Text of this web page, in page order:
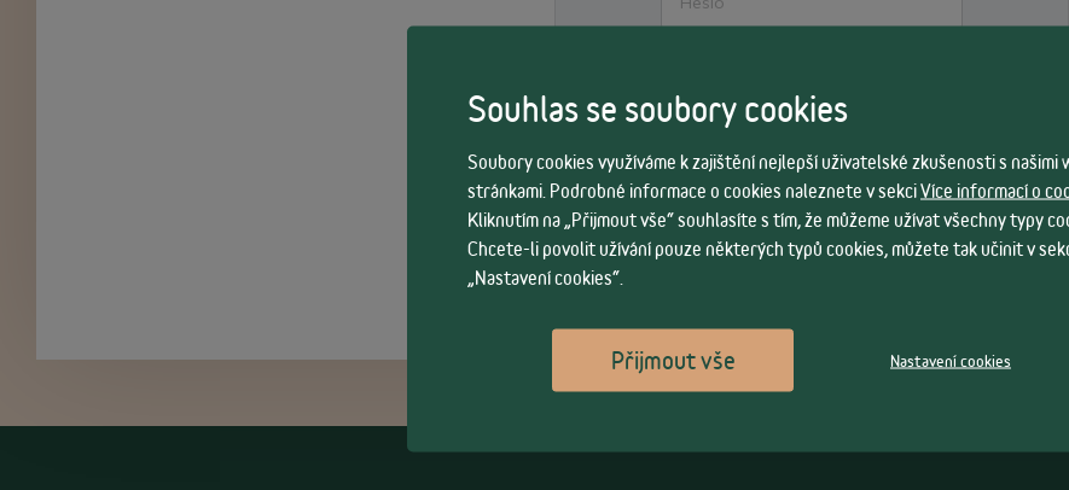
CHCI SE ZAREGISTROVAT
Souhlas se soubory cookies
Soubory cookies využíváme k zajištění nejlepší uživatelské zkušenosti s našimi
stránkami. Podrobné informace o cookies naleznete v sekciVíce informací o
Kliknutím na „Přijmout vše“ souhlasíte s tím, že můžeme užívat všechny typy
Chcete-li povolit užívání pouze některých typů cookies, můžete tak učinit v
„Nastavení cookies“.
Přijmout vše Nastavení cookies